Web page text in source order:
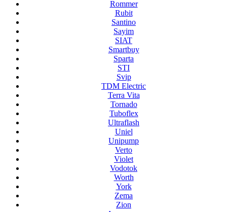
Rommer
Rubit
Santino
Sayim
SIAT
Smartbuy
Sparta
STI
Svip
TDM Electric
Terra Vita
Tornado
Tuboflex
Ultraflash
Uniel
Unipump
Verto
Violet
Vodotok
Worth
York
Zema
Zion